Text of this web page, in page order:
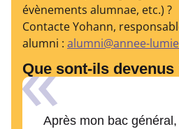
évènements alumnae, etc.) ?
Contacte Yohann,
alumni : alumni@annee-
Que sont-ils devenus
Après mon bac